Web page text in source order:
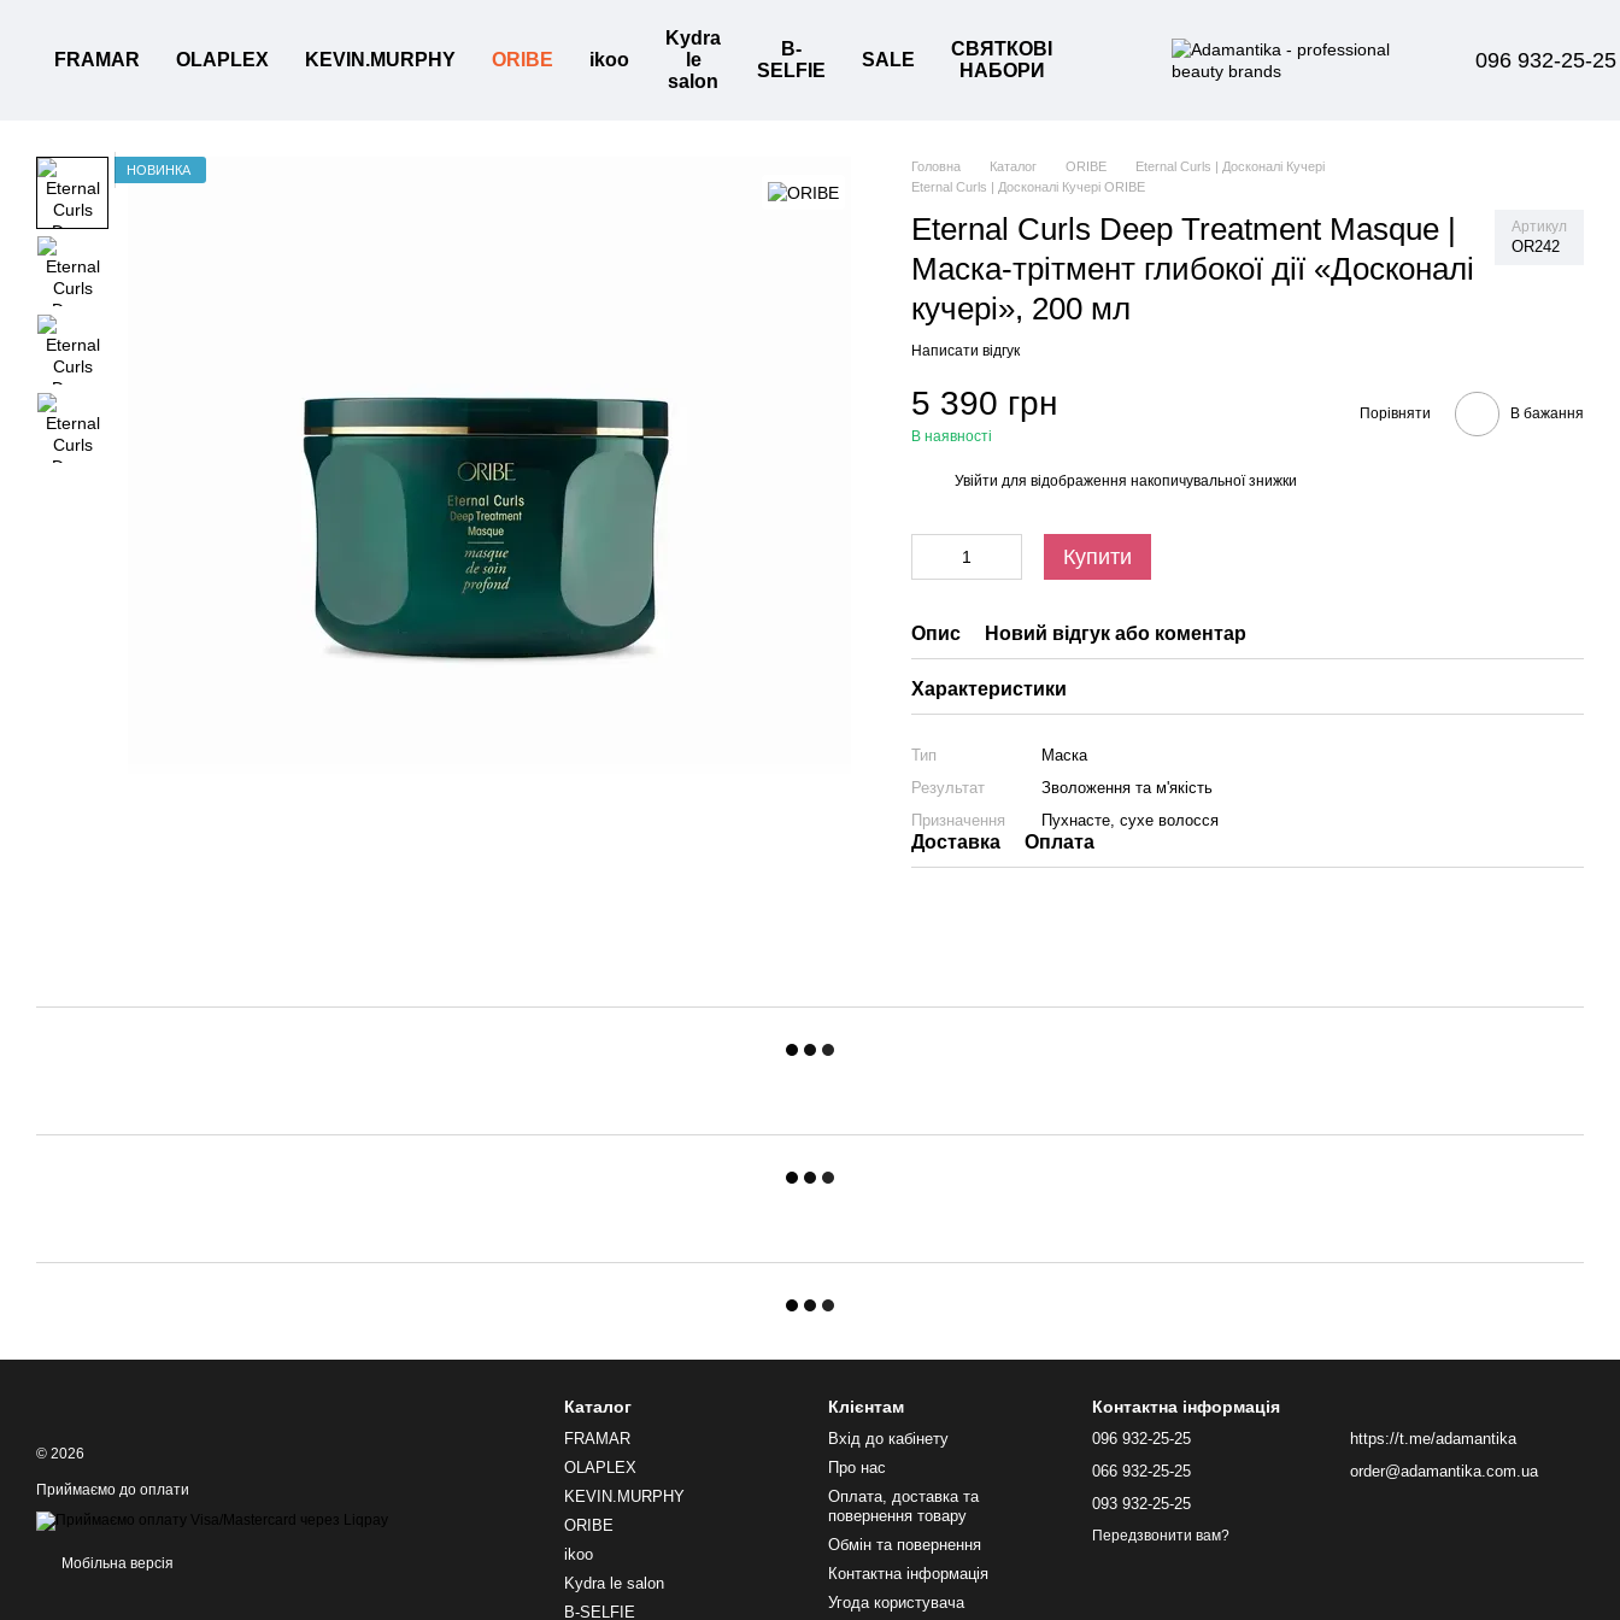
FRAMAR OLAPLEX KEVIN.MURPHY ORIBE ikoo
Kydra
le
salon
B-
SELFIE
SALE
СВЯТКОВІ
НАБОРИ
096 932-25-25
НОВИНКА Головна Каталог ORIBE
Eternal Curls | Досконалі Кучері
Eternal Curls | Досконалі Кучері ORIBE
Eternal Curls Deep Treatment Masque |
Маска-трітмент глибокої дії «Досконалі
кучері», 200 мл
Артикул
OR242
Написати відгук
5 390 грн
В наявності
Порівняти В бажання
Увійти для відображення накопичувальної знижки
Купити
Опис Новий відгук або коментар
Характеристики
Тип
Маска
Результат
Зволоження та м'якість
Призначення
Пухнасте, сухе волосся
Доставка Оплата
© 2026
Приймаємо до оплати
Мобільна версія
Каталог
FRAMAR
OLAPLEX
KEVIN.MURPHY
ORIBE
ikoo
Kydra le salon
B-SELFIE
Клієнтам
Вхід до кабінету
Про нас
Оплата, доставка та
повернення товару
Обмін та повернення
Контактна інформація
Угода користувача
Контактна інформація
096 932-25-25
066 932-25-25
093 932-25-25
Передзвонити вам?
https://t.me/adamantika
order@adamantika.com.ua